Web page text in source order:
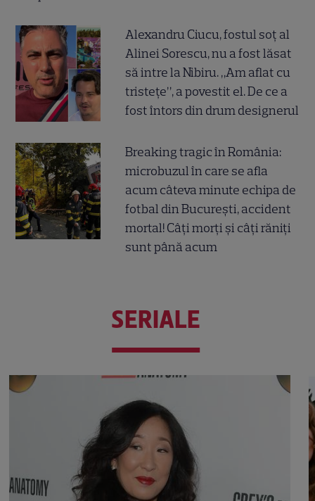
Alexandru Ciucu, fostul soț al
Alinei Sorescu, nu a fost lăsat
să intre la Nibiru. „Am aflat cu
tristețe”, a povestit el. De ce a
fost întors din drum designerul
Breaking tragic în România:
microbuzul în care se afla
acum câteva minute echipa de
fotbal din București, accident
mortal! Câți morți și câți răniți
sunt până acum
SERIALE